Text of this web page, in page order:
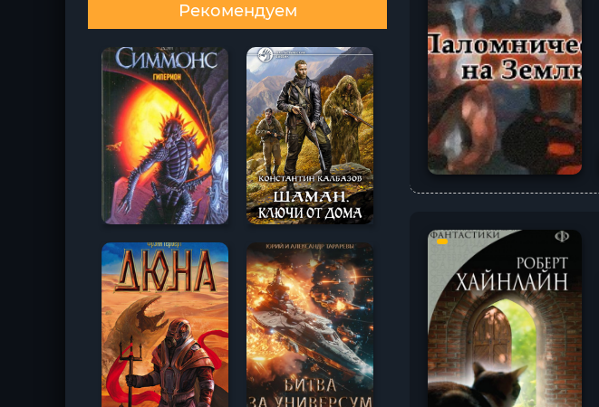
Рекомендуем